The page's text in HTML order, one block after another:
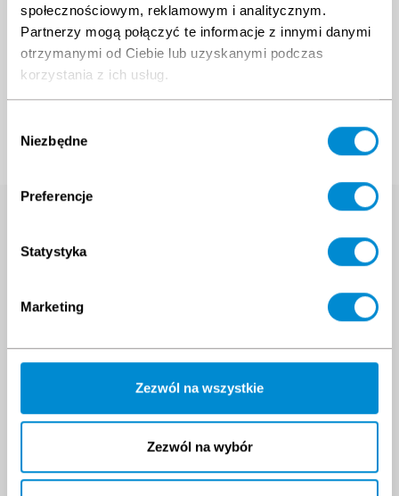
społecznościowym, reklamowym i analitycznym.
Partnerzy mogą połączyć te informacje z innymi danymi
otrzymanymi od Ciebie lub uzyskanymi podczas
korzystania z ich usług.
zgody
Niezbędne
Preferencje
Statystyka
Marketing
Zezwól na wszystkie
Zezwól na wybór
Wpisz nazwę interesującego Cię szkolenia
Masz pytania?
Skontaktuj
się z nami!